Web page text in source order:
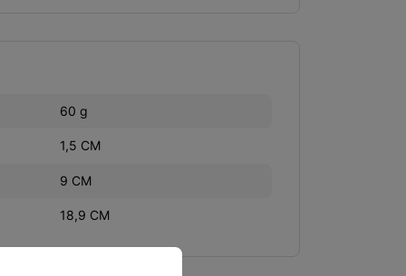
60 g
1,5 CM
9 CM
18,9 CM